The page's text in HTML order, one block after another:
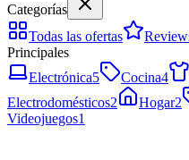
Categorías
Todas las ofertas
Principales
Electrónica5 Cocina4
Electrodomésticos2 Hogar2
Videojuegos1